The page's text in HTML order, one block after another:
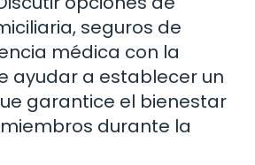
seguros de
médica con la
ayudar a establecer un
garantice el bienestar
durante la